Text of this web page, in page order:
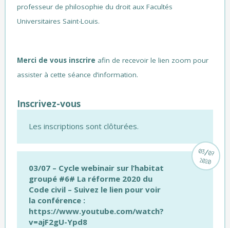
professeur de philosophie du droit aux Facultés
Universitaires Saint-Louis.
Merci de vous inscrire afin de recevoir le lien zoom pour
assister à cette séance d’information.
Inscrivez-vous
Les inscriptions sont clôturées.
03/07 – Cycle webinair sur l’habitat
groupé #6# La réforme 2020 du
Code civil – Suivez le lien pour voir
la conférence :
https://www.youtube.com/watch?
v=ajF2gU-Ypd8
03/07
2020